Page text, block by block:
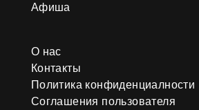
Афиша
О нас
Контакты
Политика конфиденциалности
Соглашения пользователя